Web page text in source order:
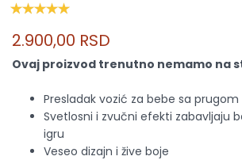
2.900,00 RSD
Ovaj proizvod trenutno nemamo na
Presladak vozić za bebe sa
Svetlosni i zvučni efekti zabavljaju
igru
Veseo dizajn i žive boje